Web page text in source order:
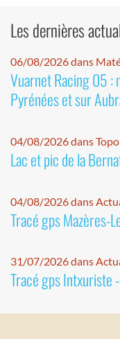
Les dernières
06/08/2026 dans
Vuarnet Racing 05 :
Pyrénées et sur
04/08/2026 dans Topo
Lac et pic de la
04/08/2026 dans
Tracé gps Mazères-
31/07/2026 dans
Tracé gps Intxuriste